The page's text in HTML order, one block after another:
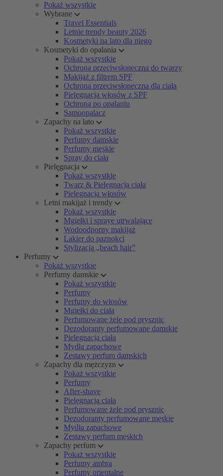
Pokaż wszystkie
Wybrane
Travel Essentials
Letnie trendy beauty 2026
Kosmetyki na lato dla niego
Kosmetyki do opalania
Pokaż wszystkie
Ochrona przeciwsłoneczna do twarzy
Makijaż z filtrem SPF
Ochrona przeciwsłoneczna dla ciała
Pielęgnacja włosów z SPF
Ochrona po opalaniu
Samoopalacz
Zapachy na lato
Pokaż wszystkie
Perfumy damskie
Perfumy męskie
Spray do ciała
Pielęgnacja
Pokaż wszystkie
Twarz & Pielęgnacja ciała
Pielęgnacja włosów
Letni makijaż i trendy
Pokaż wszystkie
Mgiełki i spraye utrwalające
Wodoodporny makijaż
Lakier do paznokci
Stylizacja „beach hair”
Perfumy
Pokaż wszystkie
Perfumy damskie
Pokaż wszystkie
Perfumy
Perfumy do włosów
Mgiełki do ciała
Perfumowane żele pod prysznic
Dezodoranty perfumowane damskie
Pielęgnacja ciała
Mydła zapachowe
Zestawy perfum damskich
Zapachy dla mężczyzn
Pokaż wszystkie
Perfumy
After-shave
Pielęgnacja ciała
Perfumowane żele pod prysznic
Dezodoranty perfumowane męskie
Mydła zapachowe
Zestawy perfum męskich
Zapachy perfum
Pokaż wszystkie
Perfumy ambra
Perfumy orientalne